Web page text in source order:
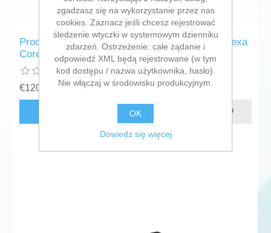
Processor AMD AMD Ryzen 5 5600G 19 MB Hexa
Core AMD AM4
€120,18 bez podatku
DODAJ DO KOSZYKA
zgadzasz się na wykorzystanie przez nas
cookies. Zaznacz jeśli chcesz rejestrować
śledzenie wtyczki w systemowym dzienniku
zdarzeń. Ostrzeżenie: całe żądanie i
odpowiedź XML będą rejestrowane (w tym
kod dostępu / nazwa użytkownika, hasło).
Nie włączaj w środowisku produkcyjnym.
OK
Dowiedz się więcej